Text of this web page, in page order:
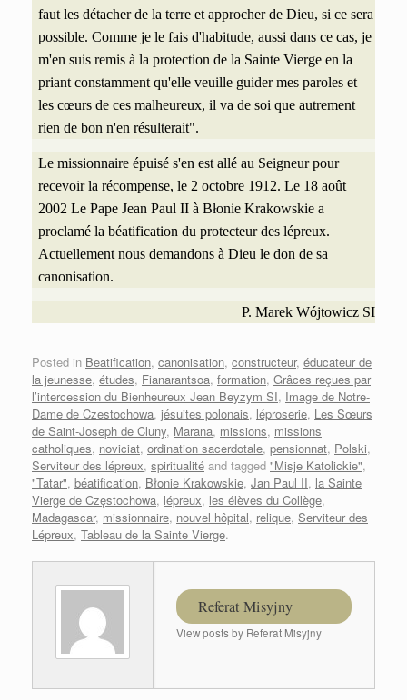
faut les détacher de la terre et approcher de Dieu, si ce sera
possible. Comme je le fais d'habitude, aussi dans ce cas, je
m'en suis remis à la protection de la Sainte Vierge en la
priant constamment qu'elle veuille guider mes paroles et
les cœurs de ces malheureux, il va de soi que autrement
rien de bon n'en résulterait".
Le missionnaire épuisé s'en est allé au Seigneur pour
recevoir la récompense, le 2 octobre 1912. Le 18 août
2002 Le Pape Jean Paul II à Błonie Krakowskie a
proclamé la béatification du protecteur des lépreux.
Actuellement nous demandons à Dieu le don de sa
canonisation.
P. Marek Wójtowicz SI
Posted in Beatification, canonisation, constructeur, éducateur de
la jeunesse, études, Fianarantsoa, formation, Grâces reçues par
l’intercession du Bienheureux Jean Beyzym SI, Image de Notre-
Dame de Czestochowa, jésuites polonais, léproserie, Les Sœurs
de Saint-Joseph de Cluny, Marana, missions, missions
catholiques, noviciat, ordination sacerdotale, pensionnat, Polski,
Serviteur des lépreux, spiritualité and tagged "Misje Katolickie",
"Tatar", béatification, Błonie Krakowskie, Jan Paul II, la Sainte
Vierge de Częstochowa, lépreux, les élèves du Collège,
Madagascar, missionnaire, nouvel hôpital, relique, Serviteur des
Lépreux, Tableau de la Sainte Vierge.
Referat Misyjny
View posts by Referat Misyjny